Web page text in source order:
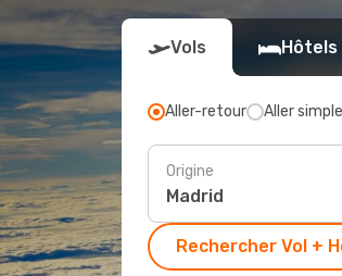
Vols Hôtels
Aller-retour Aller simple
Origine
Rechercher Vol +